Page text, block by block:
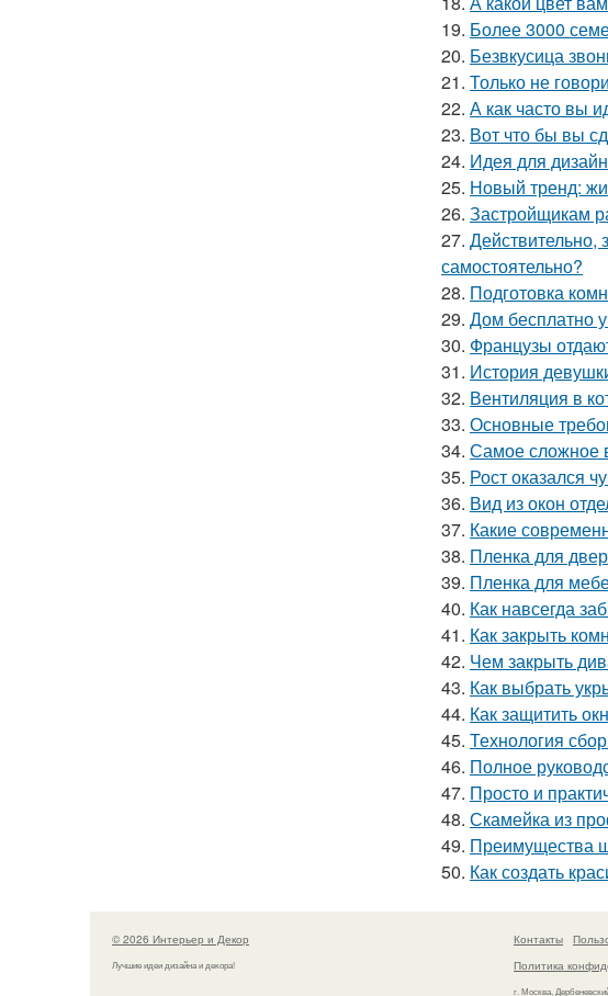
19. Более 3000
20. Безвкусица
21. Только не
22. А как часто вы
23. Вот что бы вы
24. Идея для
25. Новый тренд:
26. Застройщикам
27. Действительно,
самостоятельно?
28. Подготовка
29. Дом бесплатно
30. Французы
31. История
32. Вентиляция в
33. Основные
34. Самое сложное
35. Рост оказался
36. Вид из окон
37. Какие
38. Пленка для
39. Пленка для
40. Как навсегда
41. Как закрыть
42. Чем закрыть
43. Как выбрать
44. Как защитить
45. Технология
46. Полное
47. Просто и
48. Скамейка из
49. Преимущества
50. Как создать
© 2026 Интерьер и Декор
Лучшие идеи дизайна и декора!
Контакты
Политика
г. Москва,